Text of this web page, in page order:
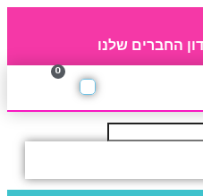
החברים שלנו
0